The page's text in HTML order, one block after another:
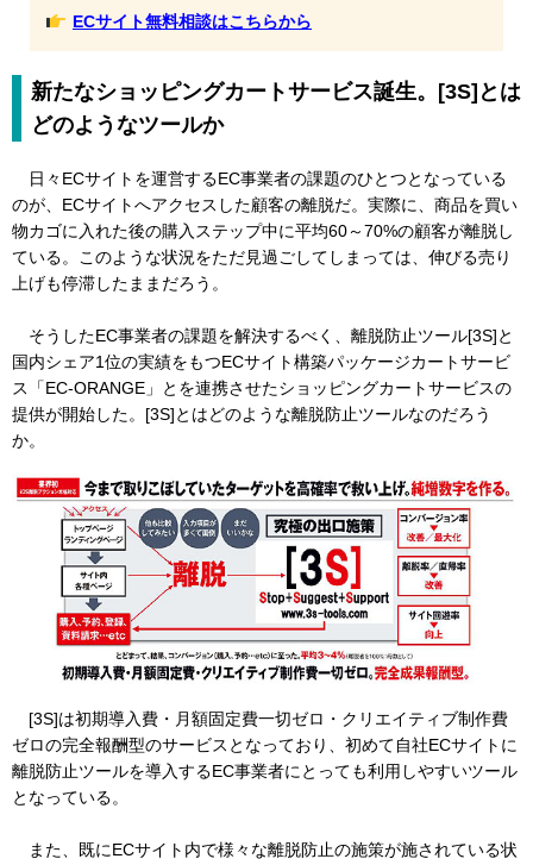
ECサイト無料相談はこちらから
新たなショッピングカートサービス誕生。[3S]とは
どのようなツールか
日々ECサイトを運営するEC事業者の課題のひとつとなっている
のが、ECサイトへアクセスした顧客の離脱だ。実際に、商品を買い
物カゴに入れた後の購入ステップ中に平均60～70%の顧客が離脱し
ている。このような状況をただ見過ごしてしまっては、伸びる売り
上げも停滞したままだろう。
そうしたEC事業者の課題を解決するべく、離脱防止ツール[3S]と
国内シェア1位の実績をもつECサイト構築パッケージカートサービ
ス「EC-ORANGE」とを連携させたショッピングカートサービスの
提供が開始した。[3S]とはどのような離脱防止ツールなのだろう
か。
[3S]は初期導入費・月額固定費一切ゼロ・クリエイティブ制作費
ゼロの完全報酬型のサービスとなっており、初めて自社ECサイトに
離脱防止ツールを導入するEC事業者にとっても利用しやすいツール
となっている。
また、既にECサイト内で様々な離脱防止の施策が施されている状